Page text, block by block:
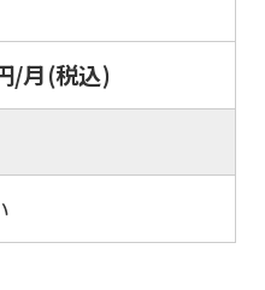
/月(税込)